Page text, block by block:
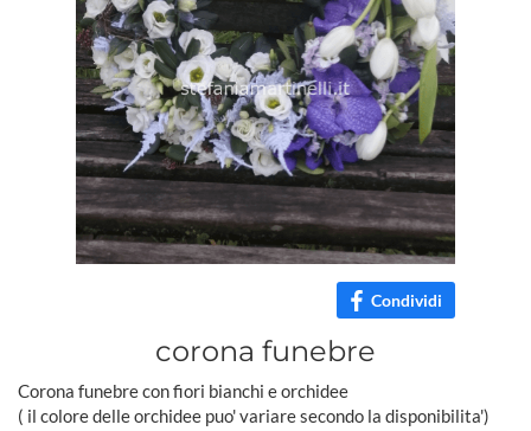
Condividi
corona funebre
Corona funebre con fiori bianchi e orchidee
( il colore delle orchidee puo' variare secondo la disponibilita')